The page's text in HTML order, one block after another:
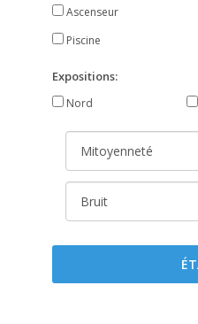
Ascenseur
Piscine
Expositions:
Nord